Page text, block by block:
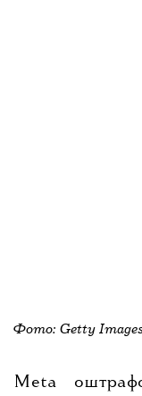
достичь
который
Фото: Getty
Meta